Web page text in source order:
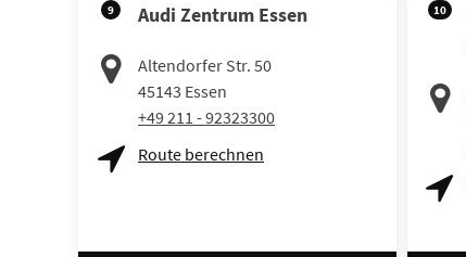
9 Audi Zentrum Essen
Altendorfer Str. 50
45143 Essen
+49 211 - 92323300
Route berechnen
10